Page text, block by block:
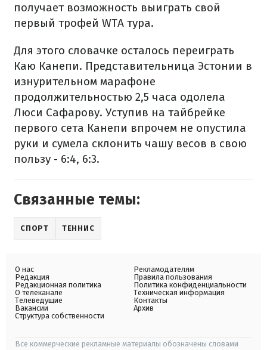
получает возможность выиграть свой ​​
первый трофей WTA тура.
Для этого словачке осталось переиграть
Каю Канепи. Представительница Эстонии в
изнурительном марафоне
продолжительностью 2,5 часа одолела
Люси Сафарову. Уступив на тайбрейке
первого сета Канепи впрочем не опустила
руки и сумела склонить чашу весов в свою
пользу - 6:4, 6:3.
Связанные темы:
СПОРТ ТЕННИС
О нас
Редакция
Редакционная политика
О телеканале
Телеведущие
Вакансии
Структура собственности
Рекламодателям
Правила пользования
Политика конфиденциальности
Техническая информация
Контакты
Архив
Все коммерческие рекламные материалы обозначены словами